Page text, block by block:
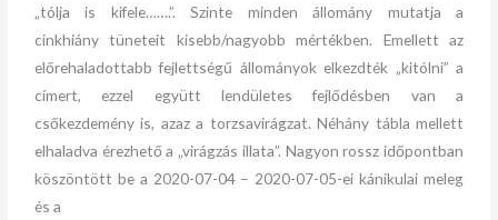
„tólja is kifele…….”. Szinte minden állomány mutatja a
cinkhiány tüneteit kisebb/nagyobb mértékben. Emellett az
előrehaladottabb fejlettségű állományok elkezdték „kitólni” a
címert, ezzel együtt lendületes fejlődésben van a
csőkezdemény is, azaz a torzsavirágzat. Néhány tábla mellett
elhaladva érezhető a „virágzás illata”. Nagyon rossz időpontban
köszöntött be a 2020-07-04 – 2020-07-05-ei kánikulai meleg
és a